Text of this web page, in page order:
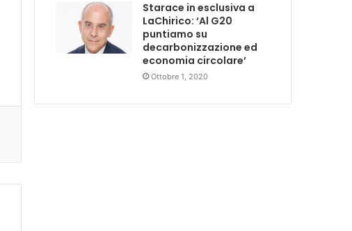
Starace in esclusiva a
LaChirico: ‘Al G20
puntiamo su
decarbonizzazione ed
economia circolare’
Ottobre 1, 2020